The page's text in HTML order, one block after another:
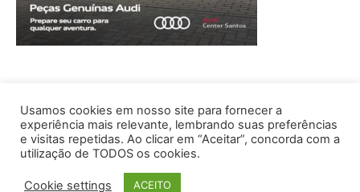
© © Copyright© CT EDITORA | Tel.: (11) 2068-7485 |
Usamos cookies em nosso site para fornecer a
experiência mais relevante, lembrando suas preferências
e visitas repetidas. Ao clicar em “Aceitar”, concorda com a
utilização de TODOS os cookies.
Cookie settings ACEITO